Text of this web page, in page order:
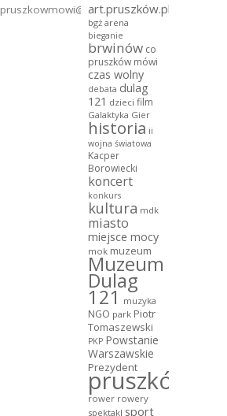
pruszkowmowi@gmail.com
art.pruszków.pl
bgż arena
bieganie
brwinów co
pruszków mówi
czas wolny
debata dulag
121 dzieci film
Galaktyka Gier
historia ii
wojna światowa
Kacper
Borowiecki
koncert
konkurs
kultura mdk
miasto
miejsce mocy
mok muzeum
Muzeum
Dulag
121 muzyka
NGO park Piotr
Tomaszewski
PKP Powstanie
Warszawskie
Prezydent
pruszków
rower rowery
spektakl sport